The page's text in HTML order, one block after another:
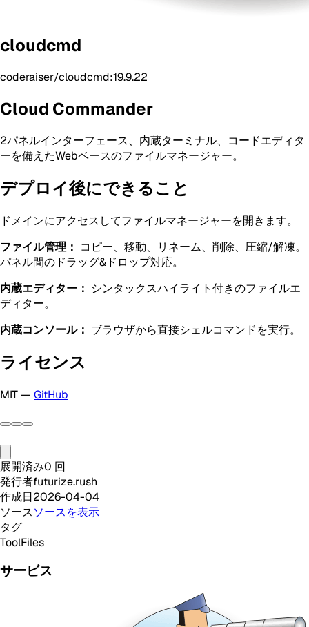
cloudcmd
coderaiser/cloudcmd:19.9.22
Cloud Commander
2パネルインターフェース、内蔵ターミナル、コードエディタ
ーを備えたWebベースのファイルマネージャー。
デプロイ後にできること
ドメインにアクセスしてファイルマネージャーを開きます。
ファイル管理： コピー、移動、リネーム、削除、圧縮/解凍。
パネル間のドラッグ&ドロップ対応。
内蔵エディター： シンタックスハイライト付きのファイルエ
ディター。
内蔵コンソール： ブラウザから直接シェルコマンドを実行。
ライセンス
MIT — GitHub
展開済み0 回
発行者futurize.rush
作成日2026-04-04
ソースソースを表示
タグ
ToolFiles
サービス